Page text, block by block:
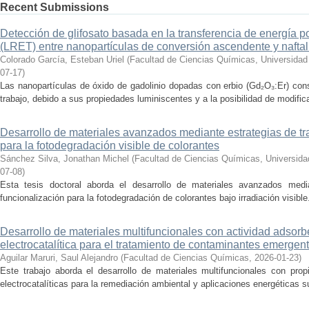
Recent Submissions
Detección de glifosato basada en la transferencia de energía
(LRET) entre nanopartículas de conversión ascendente y
Colorado García, Esteban Uriel (Facultad de Ciencias Químicas,
07-17)
Las nanopartículas de óxido de gadolinio dopadas con erbio (Gd₂O₃:Er)
trabajo, debido a sus propiedades luminiscentes y a la posibilidad de
Desarrollo de materiales avanzados mediante estrategias de
para la fotodegradación visible de colorantes
Sánchez Silva, Jonathan Michel (Facultad de Ciencias Químicas,
07-08)
Esta tesis doctoral aborda el desarrollo de materiales avanzados
funcionalización para la fotodegradación de colorantes bajo irradiación
Desarrollo de materiales multifuncionales con actividad
electrocatalítica para el tratamiento de contaminantes
Aguilar Maruri, Saul Alejandro (Facultad de Ciencias Químicas, 2026-01-23)
Este trabajo aborda el desarrollo de materiales multifuncionales con
electrocatalíticas para la remediación ambiental y aplicaciones energéticas